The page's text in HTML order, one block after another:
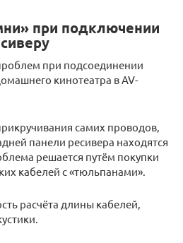
при подключении
при подсоединении
кинотеатра в AV-
самих проводов,
панели ресивера находятся
решается путём покупки
кабелей с «тюльпанами».
расчёта длины кабелей,